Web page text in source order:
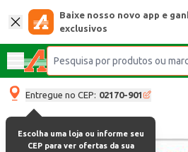
Baixe nosso novo app e
exclusivos
Entregue no CEP: 02170-901
Escolha uma loja ou informe seu
CEP para ver ofertas da sua